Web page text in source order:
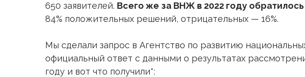
650 заявителей. Всего же за ВНЖ в 2022 году обратилось
84% положительных решений, отрицательных — 16%.
Мы сделали запрос в Агентство по развитию
официальный ответ с данными о результатах
году и вот что получили*: